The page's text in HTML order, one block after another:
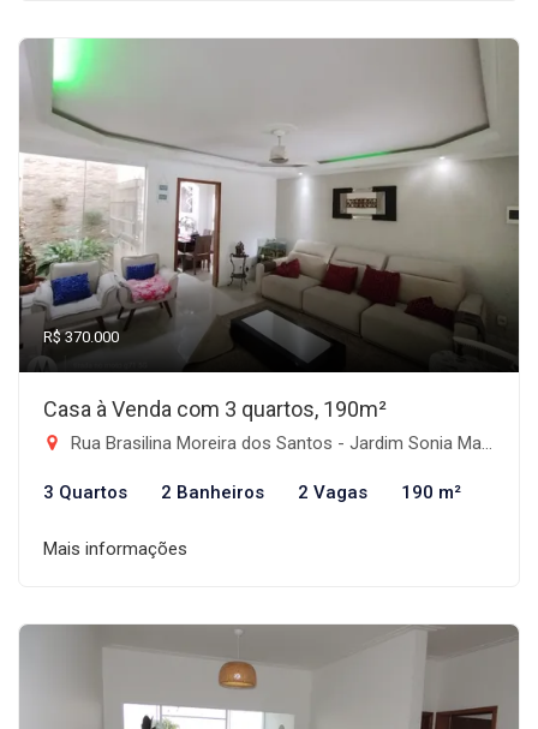
R$ 370.000
Casa à Venda com 3 quartos, 190m²
Rua Brasilina Moreira dos Santos - Jardim Sonia Maria, Taubaté-SP
3 Quartos 2 Banheiros 2 Vagas 190 m²
Mais informações